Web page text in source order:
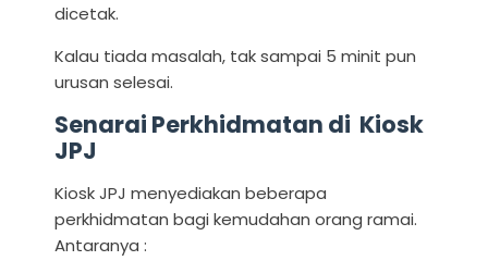
dicetak.
Kalau tiada masalah, tak sampai 5 minit pun
urusan selesai.
Senarai Perkhidmatan di Kiosk
JPJ
Kiosk JPJ menyediakan beberapa
perkhidmatan bagi kemudahan orang ramai.
Antaranya :